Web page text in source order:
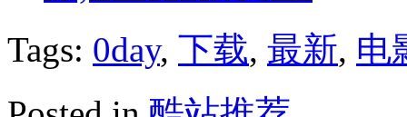
Tags: 0day, 下载, 最新, 电